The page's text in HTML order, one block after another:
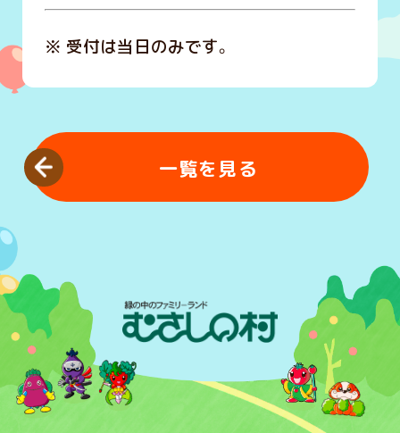
※ 受付は当日のみです。
一覧を見る